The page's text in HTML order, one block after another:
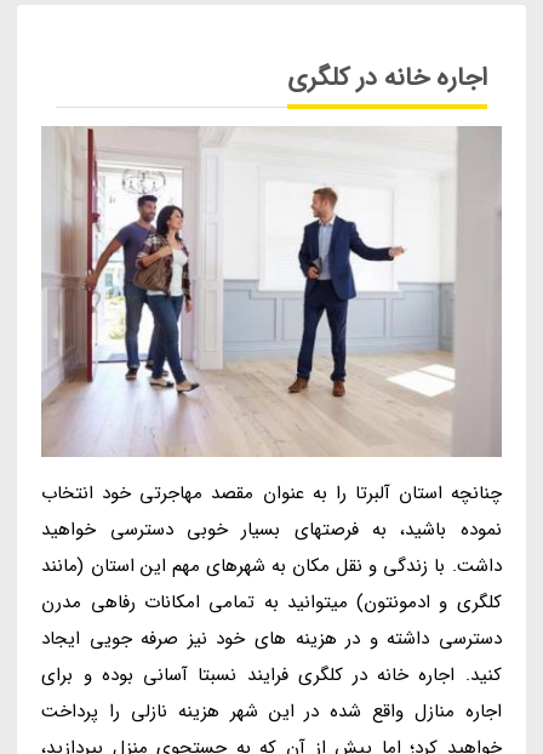
اجاره خانه در کلگری
چنانچه استان آلبرتا را به عنوان مقصد مهاجرتی خود انتخاب
نموده باشید، به فرصت­های بسیار خوبی دسترسی خواهید
داشت. با زندگی و نقل مکان به شهرهای مهم این استان (مانند
کلگری و ادمونتون) می­توانید به تمامی امکانات رفاهی مدرن
دسترسی داشته و در هزینه­ های خود نیز صرفه­ جویی ایجاد
کنید. اجاره خانه در کلگری فرایند نسبتا آسانی بوده و برای
اجاره منازل واقع شده در این شهر هزینه نازلی را پرداخت
خواهید کرد؛ اما پیش از آن که به جستجوی منزل بپردازید،